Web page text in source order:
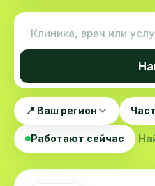
📍 Ваш регион
Работают сейчас